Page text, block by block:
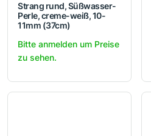
Strang rund, Süßwasser-
Perle, creme-weiß, 10-
11mm (37cm)
Bitte anmelden um Preise
zu sehen.